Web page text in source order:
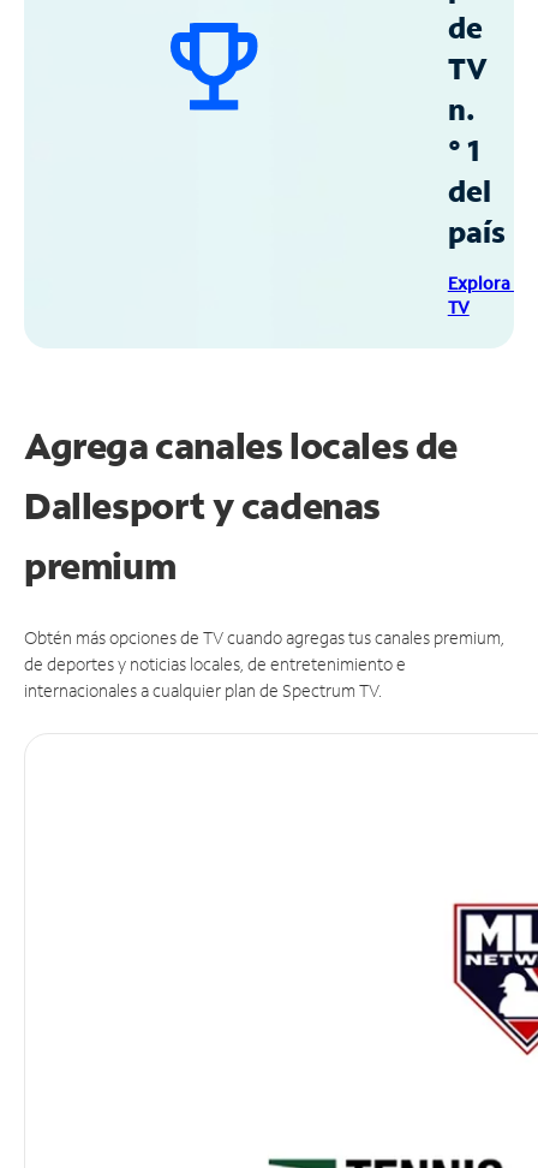
de
TV
n.
° 1
del
país
Explora
TV
Agrega canales locales de
Dallesport y cadenas
premium
Obtén más opciones de TV cuando agregas tus canales premium,
de deportes y noticias locales, de entretenimiento e
internacionales a cualquier plan de Spectrum TV.